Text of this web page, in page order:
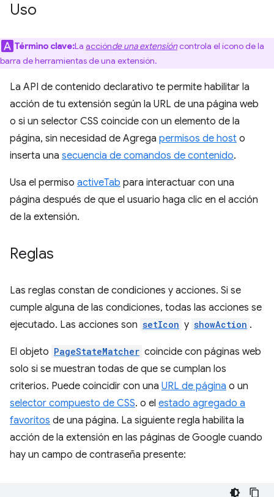
Uso
Término clave:La acciónde una extensióncontrola el ícono de la
barra de herramientas de una extensión.
La API de contenido declarativo te permite habilitar la
acción de tu extensión según la URL de una página web
o si un selector CSS coincide con un elemento de la
página, sin necesidad de Agrega permisos de host o
inserta una secuencia de comandos de contenido.
Usa el permiso activeTab para interactuar con una
página después de que el usuario haga clic en el acción
de la extensión.
Reglas
Las reglas constan de condiciones y acciones. Si se
cumple alguna de las condiciones, todas las acciones se
ejecutado. Las acciones son setIcon y showAction .
El objeto PageStateMatcher coincide con páginas web
solo si se muestran todas de que se cumplan los
criterios. Puede coincidir con una URL de página o un
selector compuesto de CSS. o el estado agregado a
favoritos de una página. La siguiente regla habilita la
acción de la extensión en las páginas de Google cuando
hay un campo de contraseña presente: